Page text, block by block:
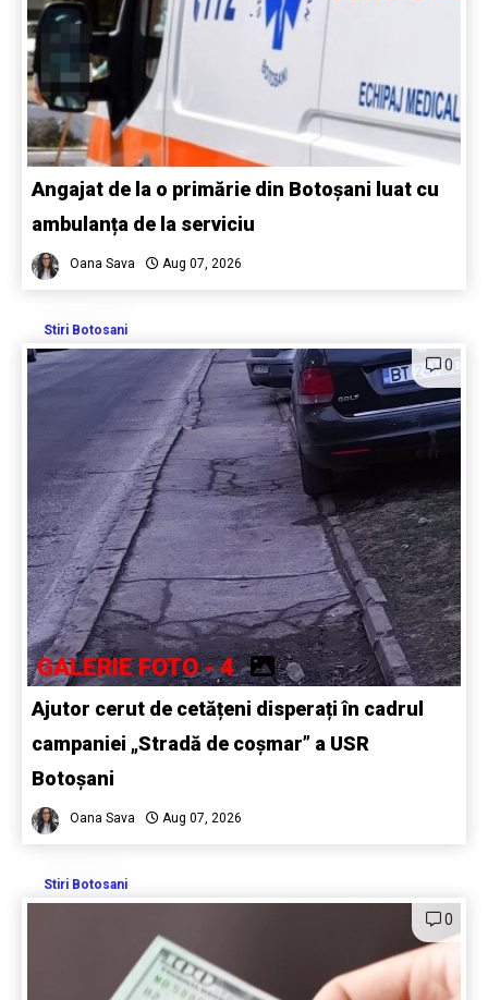
Angajat de la o primărie din Botoșani luat cu
ambulanța de la serviciu
Oana Sava Aug 07, 2026
Stiri Botosani
0
GALERIE FOTO - 4
Ajutor cerut de cetățeni disperați în cadrul
campaniei „Stradă de coșmar” a USR
Botoșani
Oana Sava Aug 07, 2026
Stiri Botosani
0